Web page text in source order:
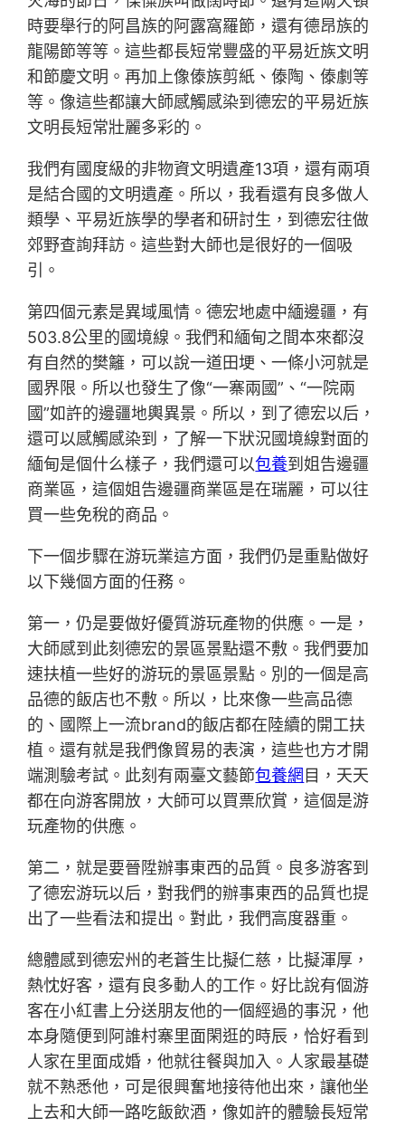
時要舉行的阿昌族的阿露窩羅節，還有德昂族的
龍陽節等等。這些都長短常豐盛的平易近族文明
和節慶文明。再加上像傣族剪紙、傣陶、傣劇等
等。像這些都讓大師感觸感染到德宏的平易近族
文明長短常壯麗多彩的。
我們有國度級的非物資文明遺產13項，還有兩項
是結合國的文明遺產。所以，我看還有良多做人
類學、平易近族學的學者和研討生，到德宏往做
郊野查詢拜訪。這些對大師也是很好的一個吸
引。
第四個元素是異域風情。德宏地處中緬邊疆，有
503.8公里的國境線。我們和緬甸之間本來都沒
有自然的樊籬，可以說一道田埂、一條小河就是
國界限。所以也發生了像“一寨兩國”、“一院兩
國”如許的邊疆地輿異景。所以，到了德宏以后，
還可以感觸感染到，了解一下狀況國境線對面的
緬甸是個什么樣子，我們還可以包養到姐告邊疆
商業區，這個姐告邊疆商業區是在瑞麗，可以往
買一些免稅的商品。
下一個步驟在游玩業這方面，我們仍是重點做好
以下幾個方面的任務。
第一，仍是要做好優質游玩產物的供應。一是，
大師感到此刻德宏的景區景點還不敷。我們要加
速扶植一些好的游玩的景區景點。別的一個是高
品德的飯店也不敷。所以，比來像一些高品德
的、國際上一流brand的飯店都在陸續的開工扶
植。還有就是我們像貿易的表演，這些也方才開
端測驗考試。此刻有兩臺文藝節包養網 目，天天
都在向游客開放，大師可以買票欣賞，這個是游
玩產物的供應。
第二，就是要晉陞辦事東西的品質。良多游客到
了德宏游玩以后，對我們的辦事東西的品質也提
出了一些看法和提出。對此，我們高度器重。
總體感到德宏州的老蒼生比擬仁慈，比擬渾厚，
熱忱好客，還有良多動人的工作。好比說有個游
客在小紅書上分送朋友他的一個經過的事況，他
本身隨便到阿誰村寨里面閑逛的時辰，恰好看到
人家在里面成婚，他就往餐與加入。人家最基礎
就不熟悉他，可是很興奮地接待他出來，讓他坐
上去和大師一路吃飯飲酒，像如許的體驗長短常